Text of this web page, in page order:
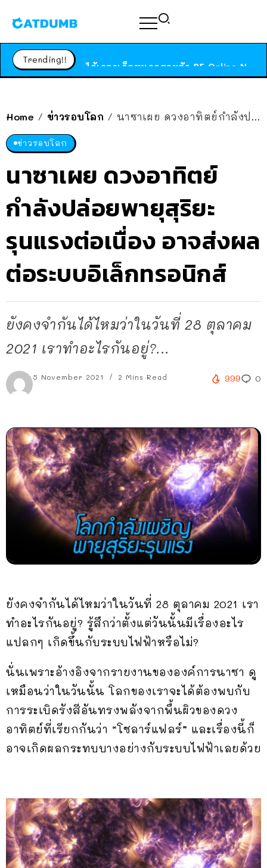
Trending!!
Home / ข่าวรอบโลก / นาซาเผย ดวงอาทิตย์กำลังปล่อยพายุสุริยะรุนแรงต่อเนื่อง อาจส่งผลต่อระบบอิเล็กทรอนิกส์
ข่าวรอบโลก
นาซาเผย ดวงอาทิตย์
กำลังปล่อยพายุสุริยะ
รุนแรงต่อเนื่อง อาจส่งผล
ต่อระบบอิเล็กทรอนิกส์
ยังคงจำกันได้ไหมว่าในวันที่ 28 ตุลาคม
2021 เราทำอะไรกันอยู่?...
5 November 2021 2 Mins Read 999 0
ยังคงจำกันได้ไหมว่าในวันที่ 28 ตุลาคม 2021 เรา
ทำอะไรกันอยู่? รู้สึกว่าตั้งแต่วันนั้นมีเรื่องอะไร
แปลกๆ เกิดขึ้นกับระบบไฟฟ้าหรือไม่?
นั่นเพราะอ้างอิงจากรายงานขององค์การนาซา ดู
เหมือนว่าในวันนั้น โลกของเราจะได้ต้องพบกับ
การระเบิดรังสีอันทรงพลังจากพื้นผิวของดวง
อาทิตย์ที่เรียกกันว่า “โซลาร์แฟลร์” และเรื่องนี้ก็
อาจเกิดผลกระทบบางอย่างกับระบบไฟฟ้าเลยด้วย